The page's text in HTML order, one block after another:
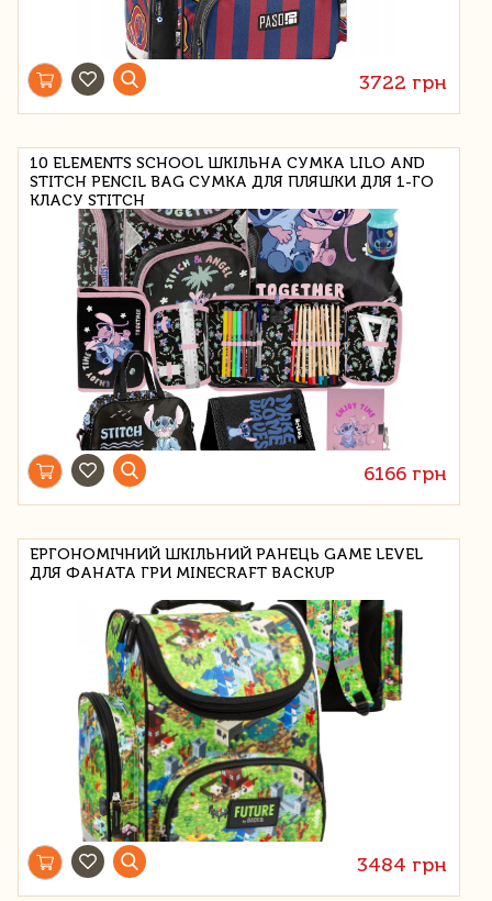
3722 грн
10 ELEMENTS SCHOOL ШКІЛЬНА СУМКА LILO AND
STITCH PENCIL BAG СУМКА ДЛЯ ПЛЯШКИ ДЛЯ 1-ГО
КЛАСУ STITCH
6166 грн
ЕРГОНОМІЧНИЙ ШКІЛЬНИЙ РАНЕЦЬ GAME LEVEL
ДЛЯ ФАНАТА ГРИ MINECRAFT BACKUP
3484 грн